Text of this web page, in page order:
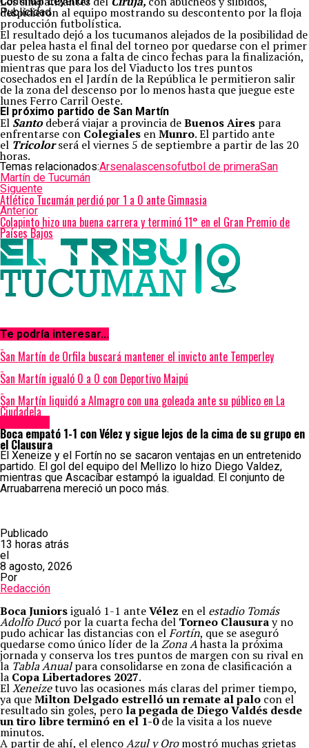
despidieron al equipo mostrando su descontento por la floja
producción futbolística.
El resultado dejó a los tucumanos alejados de la posibilidad de
dar pelea hasta el final del torneo por quedarse con el primer
puesto de su zona a falta de cinco fechas para la finalización,
mientras que para los del Viaducto los tres puntos
cosechados en el Jardín de la República le permitieron salir
de la zona del descenso por lo menos hasta que juegue este
lunes Ferro Carril Oeste.
El próximo partido de San Martín
El Santodeberá viajar a provincia deBuenos Aires para
enfrentarse con Colegiales enMunro. El partido ante
el Tricolorserá el viernes 5 de septiembre a partir de las 20
horas.
Temas relacionados:Arsenalascensofutbol de primeraSan
Martín de Tucumán
Siguente
Atlético Tucumán perdió por 1 a 0 ante Gimnasia
Anterior
Colapinto hizo una buena carrera y terminó 11° en el Gran Premio de
Países Bajos
Publicidad
Te podría interesar...
San Martín de Orfila buscará mantener el invicto ante Temperley
San Martín igualó 0 a 0 con Deportivo Maipú
San Martín liquidó a Almagro con una goleada ante su público en La
Ciudadela
Boca empató 1-1 con Vélez y sigue lejos de la cima de su grupo en
el Clausura
El Xeneize y el Fortín no se sacaron ventajas en un entretenido
partido. El gol del equipo del Mellizo lo hizo Diego Valdez,
mientras que Ascacíbar estampó la igualdad. El conjunto de
Arruabarrena mereció un poco más.
Publicado
13 horas atrás
el
8 agosto, 2026
Por
Redacción
Boca Juniorsigualó 1-1 anteVélez en el estadio Tomás
Adolfo Ducópor la cuarta fecha del Torneo Clausuray no
pudo achicar las distancias con elFortín, que se aseguró
quedarse como único líder de laZona Ahasta la próxima
jornada y conserva los tres puntos de margen con su rival en
la Tabla Anualpara consolidarse en zona de clasificación a
la Copa Libertadores 2027.
ElXeneizetuvo las ocasiones más claras del primer tiempo,
ya queMilton Delgado estrelló un remate al palo con el
resultado sin goles, pero la pegada de Diego Valdés desde
un tiro libre terminó en el 1-0de la visita a los nueve
minutos.
A partir de ahí, el elencoAzul y Oromostró muchas grietas